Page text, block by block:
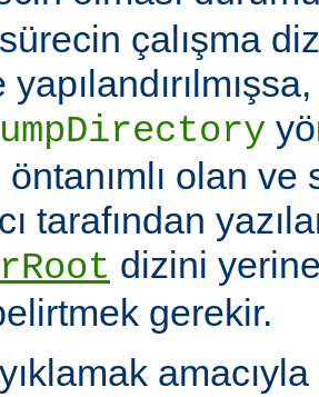
çalışma
olan ve
tarafından
dizini
gerekir.